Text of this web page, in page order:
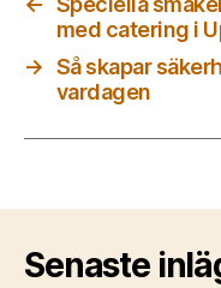
med catering i
→ Så skapar
vardagen
Senaste